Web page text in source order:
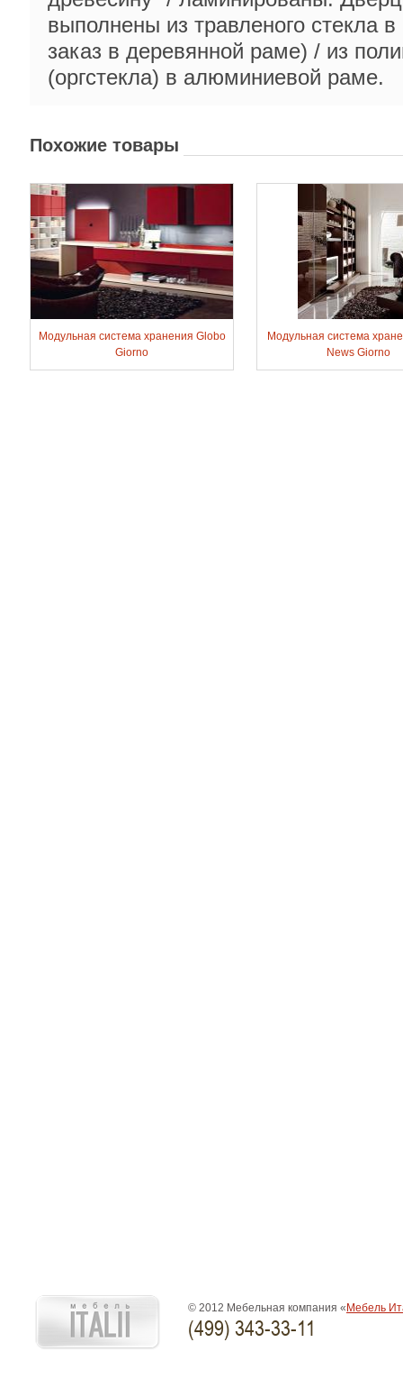
выполнены из травленого стекла
заказ в деревянной раме) / из
(оргстекла) в алюминиевой раме.
Похожие товары
Модульная система хранения Globo
Giorno
Модульная система
News Giorno
© 2012 Мебельная компания « Мебель
(499) 343-33-11